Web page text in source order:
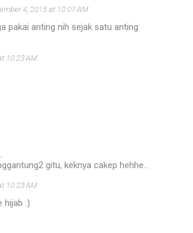
4, 2015 at 10:07 AM
pakai anting nih sejak satu anting
10:23 AM
gitu, keknya cakep hehhe...
10:23 AM
hijab :)